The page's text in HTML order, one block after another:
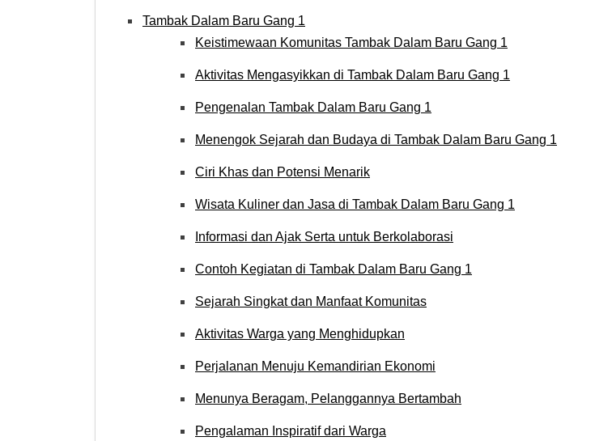
Tambak Dalam Baru Gang 1
Keistimewaan Komunitas Tambak Dalam Baru Gang 1
Aktivitas Mengasyikkan di Tambak Dalam Baru Gang 1
Pengenalan Tambak Dalam Baru Gang 1
Menengok Sejarah dan Budaya di Tambak Dalam Baru Gang 1
Ciri Khas dan Potensi Menarik
Wisata Kuliner dan Jasa di Tambak Dalam Baru Gang 1
Informasi dan Ajak Serta untuk Berkolaborasi
Contoh Kegiatan di Tambak Dalam Baru Gang 1
Sejarah Singkat dan Manfaat Komunitas
Aktivitas Warga yang Menghidupkan
Perjalanan Menuju Kemandirian Ekonomi
Menunya Beragam, Pelanggannya Bertambah
Pengalaman Inspiratif dari Warga